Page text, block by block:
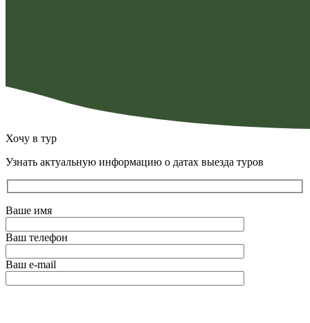
Хочу в тур
Узнать актуальную информацию о датах выезда туров
Ваше имя
Ваш телефон
Ваш e-mail